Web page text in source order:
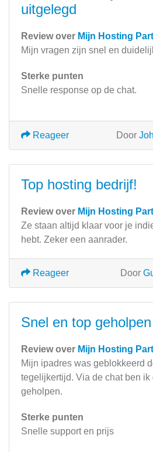
uitgelegd
Review over Mijn Hosting
Mijn vragen zijn snel en
Sterke punten
Snelle response op de chat.
Door
Reageer
Top hosting bedrijf!
Review over Mijn Hosting
Ze staan altijd klaar voor je
hebt. Zeker een aanrader.
Door
Reageer
Snel en top geholpen
Review over Mijn Hosting
Mijn ipadres was geblokkeerd
tegelijkertijd. Via de chat ben ik
geholpen.
Sterke punten
Snelle support en prijs